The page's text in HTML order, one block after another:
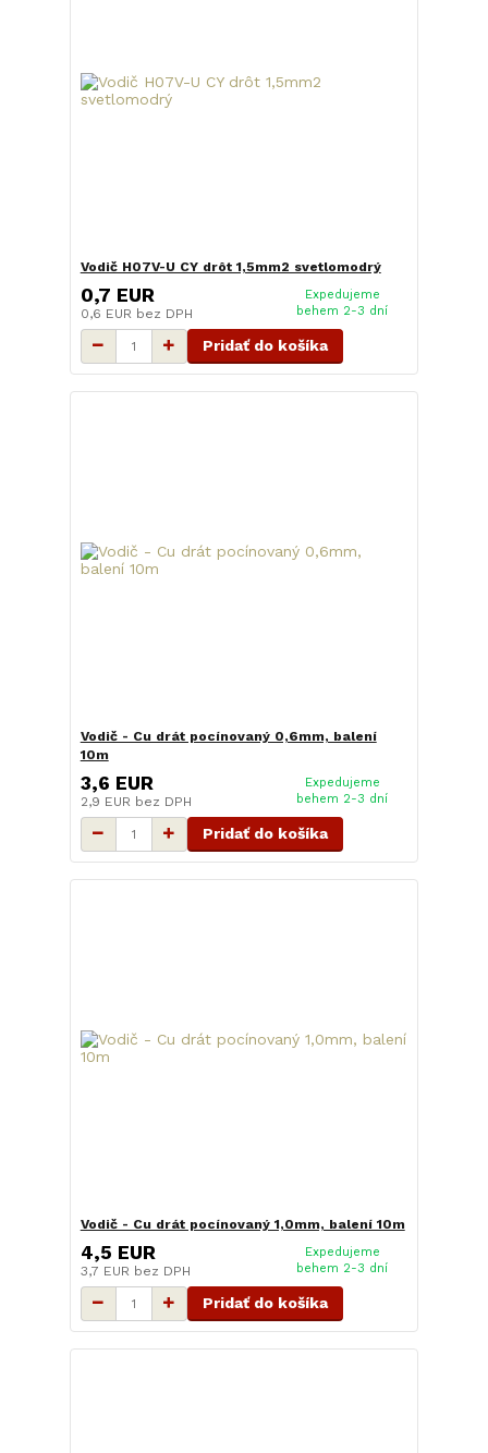
Vodič H07V-U CY drôt 1,5mm2 svetlomodrý
0,7 EUR
0,6 EUR bez DPH
Expedujeme
behem 2-3 dní
Pridať do košíka
Vodič - Cu drát pocínovaný 0,6mm, balení
10m
3,6 EUR
2,9 EUR bez DPH
Expedujeme
behem 2-3 dní
Pridať do košíka
Vodič - Cu drát pocínovaný 1,0mm, balení 10m
4,5 EUR
3,7 EUR bez DPH
Expedujeme
behem 2-3 dní
Pridať do košíka